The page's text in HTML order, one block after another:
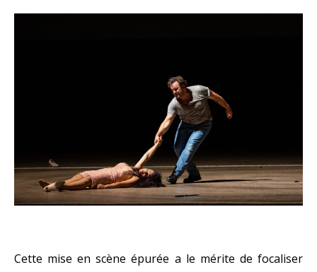
Cette mise en scène épurée a le mérite de focaliser